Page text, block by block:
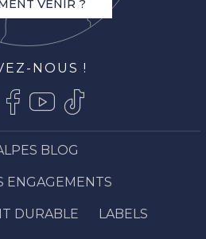
VENIR ?
NOUS !
BLOG
ENGAGEMENTS
DURABLE LABELS